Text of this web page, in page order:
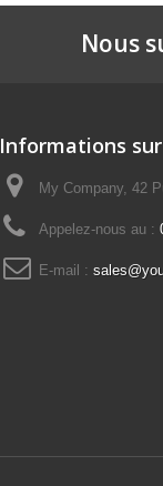
Nous
Informations
My Company, 42
Appelez-nous au :
E-mail :